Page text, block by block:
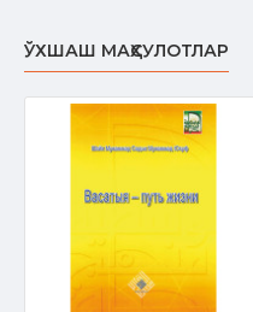
ЎХШАШ МАҲСУЛОТЛАР